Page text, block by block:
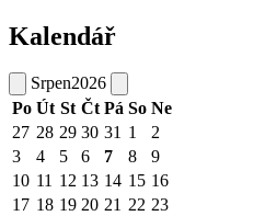
Kalendář
Srpen2026
Po Út St Čt Pá So Ne
27 28 29 30 31 1
2
3
4 5 6 7 8
9
10 11 12 13 14 15 16
17 18 19 20 21 22 23